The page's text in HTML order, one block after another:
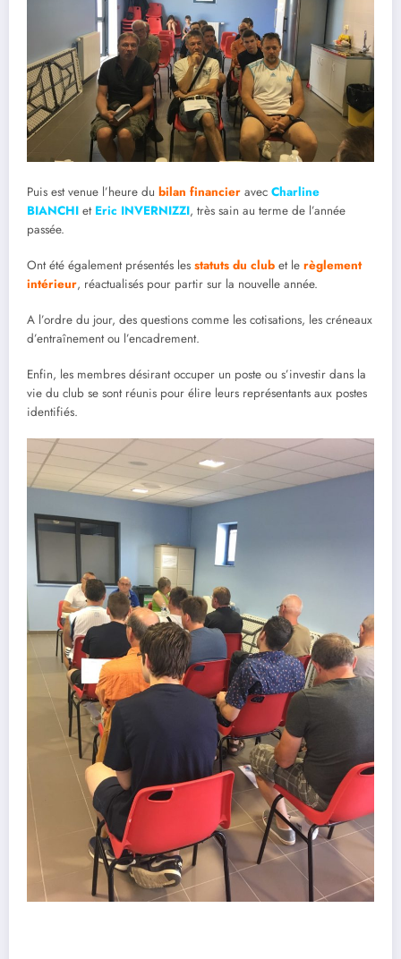
Puis est venue l’heure du bilan financier avec Charline
BIANCHI et Eric INVERNIZZI, très sain au terme de l’année
passée.
Ont été également présentés les statuts du club et le règlement
intérieur, réactualisés pour partir sur la nouvelle année.
A l’ordre du jour, des questions comme les cotisations, les créneaux
d’entraînement ou l’encadrement.
Enfin, les membres désirant occuper un poste ou s’investir dans la
vie du club se sont réunis pour élire leurs représentants aux postes
identifiés.